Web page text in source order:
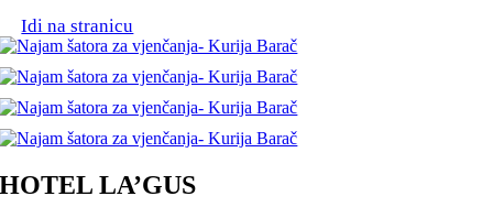
Idi na stranicu
HOTEL LA’GUS